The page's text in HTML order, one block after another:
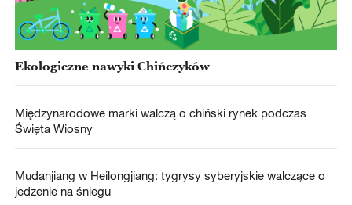
Ekologiczne nawyki Chińczyków
Międzynarodowe marki walczą o chiński rynek podczas
Święta Wiosny
Mudanjiang w Heilongjiang: tygrysy syberyjskie walczące o
jedzenie na śniegu